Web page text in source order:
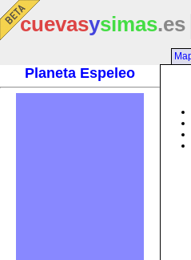
cuevasysimas.es
Planeta Espeleo